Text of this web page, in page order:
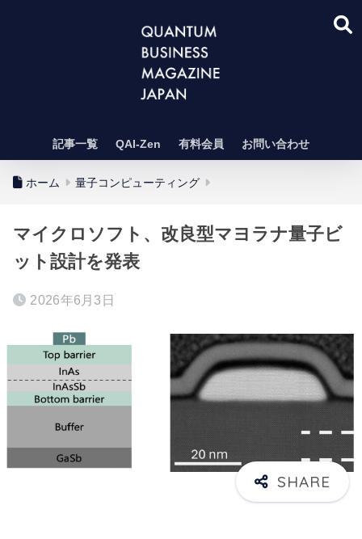
記事一覧 QAI-Zen 有料会員 お問い合わせ
ホーム 量子コンピューティング
マイクロソフト、改良型マヨラナ量子ビ
ット設計を発表
2026年6月3日